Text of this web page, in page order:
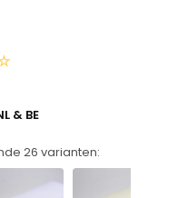
& BE
26 varianten: